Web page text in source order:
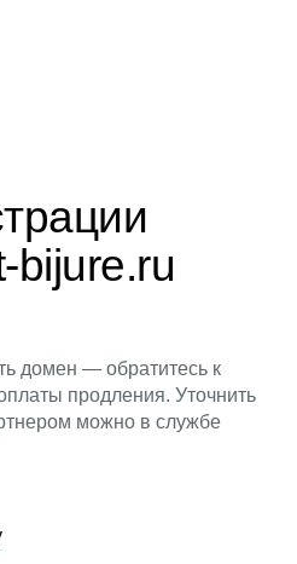
bijure.ru
домен — обратитесь к
продления. Уточнить
можно в службе